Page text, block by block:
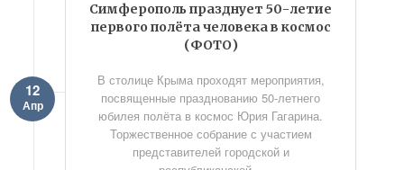
Симферополь празднует 50-летие
первого полёта человека в космос
(ФОТО)
12
Апр
В столице Крыма проходят мероприятия,
посвященные празднованию 50-летнего
юбилея полёта в космос Юрия Гагарина.
Торжественное собрание с участием
представителей городской и